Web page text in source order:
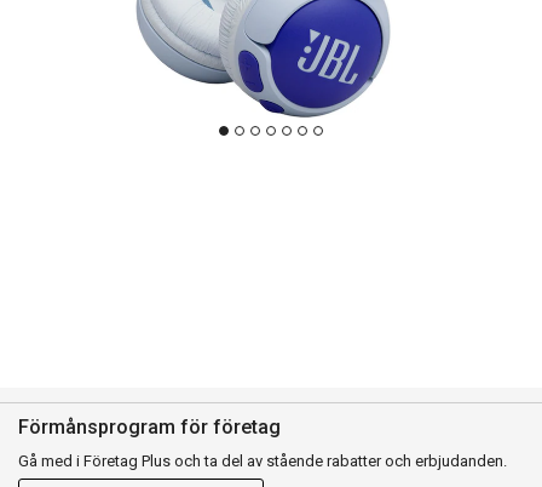
Förmånsprogram för företag
Gå med i Företag Plus och ta del av stående rabatter och erbjudanden.